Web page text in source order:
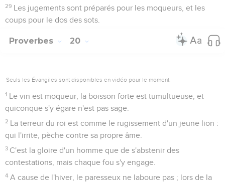
29 Les jugements sont préparés pour les moqueurs, et les
coups pour le dos des sots.
Proverbes 20
Seuls les Évangiles sont disponibles en vidéo pour le moment.
1 Le vin est moqueur, la boisson forte est tumultueuse, et
quiconque s'y égare n'est pas sage.
2 La terreur du roi est comme le rugissement d'un jeune lion :
qui l'irrite, pèche contre sa propre âme.
3 C'est la gloire d'un homme que de s'abstenir des
contestations, mais chaque fou s'y engage.
4 A cause de l'hiver, le paresseux ne laboure pas ; lors de la